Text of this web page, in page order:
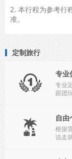
2. 本行程为参考行
准。
定制旅行
 专业
专业
跟团
 自由
根据
说走